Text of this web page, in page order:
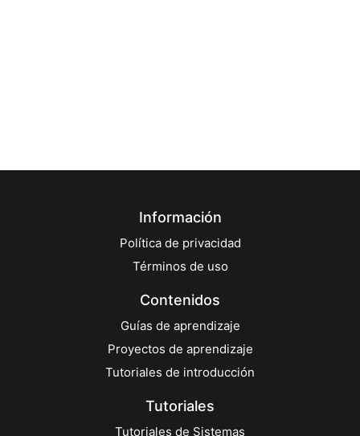
Información
Política de privacidad
Términos de uso
Contenidos
Guías de aprendizaje
Proyectos de aprendizaje
Tutoriales de introducción
Tutoriales
Tutoriales de Sistemas